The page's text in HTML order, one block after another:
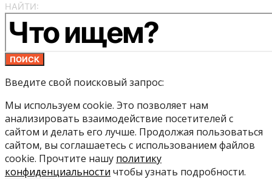
НАЙТИ:
ПОИСК
Введите свой поисковый запрос:
Мы используем cookie. Это позволяет нам
анализировать взаимодействие посетителей с
сайтом и делать его лучше. Продолжая пользоваться
сайтом, вы соглашаетесь с использованием файлов
cookie. Прочтите нашу политику
конфиденциальности чтобы узнать подробности.